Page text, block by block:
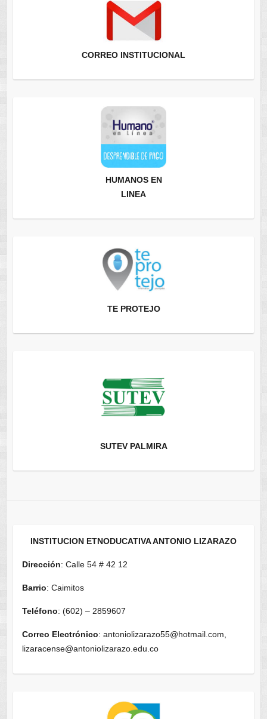
CORREO INSTITUCIONAL
HUMANOS EN
LINEA
TE PROTEJO
SUTEV PALMIRA
INSTITUCION ETNODUCATIVA ANTONIO LIZARAZO
Dirección: Calle 54 # 42 12
Barrio: Caimitos
Teléfono: (602) – 2859607
Correo Electrónico: antoniolizarazo55@hotmail.com,
lizaracense@antoniolizarazo.edu.co